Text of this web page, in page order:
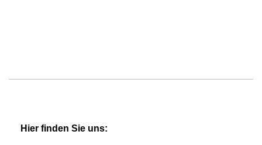
Hier finden Sie uns: